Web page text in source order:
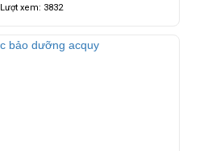
Lượt xem: 3832